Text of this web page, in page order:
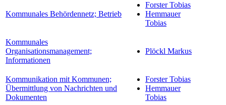
Kommunales Behördennetz; Betrieb
Forster Tobias
Hemmauer
Tobias
Kommunales
Organisationsmanagement;
Informationen
Plöckl Markus
Kommunikation mit Kommunen;
Übermittlung von Nachrichten und
Dokumenten
Forster Tobias
Hemmauer
Tobias